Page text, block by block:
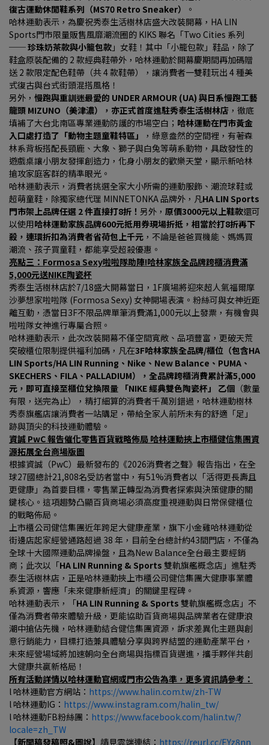
復古運動休閒鞋系列（MS70 Retro Sneaker）
。
哈林運動表示，為慶祝秀泰生活樹林店盛大改裝開幕，HA LIN
Sports門市限量販售風靡潮流圈的 KIKS 聯名「Two Cities 系列
── 珍珠奶茶款與小籠包款 」女鞋！其中「小籠包款」鞋品，除了
鞋盒原裝配備的 2 款經典鞋帶外，哈林運動於開幕慶期間再加碼贈
送 2 款限定配色鞋帶（共 4 款鞋帶），讓消費者一雙鞋玩出 4 種美
式復古與台式街頭混搭風格！
另外， 慢跑與重訓迷最愛的 UNDER ARMOUR (UA) 與日系慢跑工藝
龍頭 MIZUNO（美津濃），亦正式首度進駐秀泰生活樹林店 ，徹底
填補了大台北南區專業運動防護的市場空白； 哈林運動在門市黃金
入口處打造了「動物主題童鞋特區」
，綠意盎然的空間裡，有著森
林系背板搭配長頸鹿、大象、獅子與白兔等萌系動物，具啟發性的
遊戲桌讓小朋友發揮創造力，化身小朋友的歡樂天堂，顯示新哈林
搶攻家庭客群的精準眼光。
哈林運動表示，消費者挑選全家大小所需的運動服飾、潮流球鞋或
超萌童鞋，除獨家總代理 MINNETONKA 品牌外，凡HA LIN Sports
門市架上品牌任選 2 件直接打8折！ 另外， 原價3000元以上鞋款還可
以使用哈林運動家族品牌600元抵用券現場折抵，相當於打8折再下
殺，連環折扣為消費者省荷包上千元 ，不論是爸爸買機能、媽媽買
潮流、孩子買童鞋，都能享受超殺優惠。
亮點三：Formosa Sexy啦啦隊助陣!哈林家族全品牌跨櫃消費滿
5,000元送NIKE陶瓷杯
秀泰生活樹林店於7/18盛大開幕當日，1F廣場將迎來超人氣福爾摩
沙夢想家啦啦隊 (Formosa Sexy) 女神開場表演。粉絲可與女神近距
離互動，憑當日3F不限品牌單筆消費滿1,000元以上發票，有機會與
啦啦隊女神進行專屬合照。
哈林運動表示，此次改裝開幕不僅空間寬敞、品項豐富，更破天荒
突破櫃位限制提供福利加碼，凡在3F哈林家族全品牌/櫃位（包含HA
LIN Sports/HA LIN Running、Nike、New Balance、PUMA、
SKECHERS、FILA、PALLADIUM），全品牌跨櫃消費累計滿5,000
元，即可直接至櫃位兌換限量 「NIKE 經典雙色陶瓷杯」 乙個 （數量
有限，送完為止），精打細算的消費者千萬別錯過，哈林運動樹林
秀泰旗艦店讓消費者一站購足，帶給全家人前所未有的舒適「足」
跡與頂尖的科技運動體驗。
資誠 PwC 報告催化零售百貨戰略佈局 哈林運動挾上市櫃健信集團資
源拓展全台商場版圖
根據資誠（PwC）最新發布的《2026消費者之聲》報告指出，在全
球27國總計21,808名受訪者當中，有51%消費者以「活得更長壽且
更健康」為首要目標，零售業正轉型為消費者探索與決策健康的關
鍵核心。這項趨勢凸顯百貨商場必須高度重視運動與日常保健櫃位
的戰略佈局。
上市櫃公司健信集團近年跨足大健康產業，旗下小金雞哈林運動從
街邊店起家經營通路超過 38 年，目前全台總計約43間門店，不僅為
全球十大國際運動品牌操盤，且為New Balance全台最主要經銷
商；此次以「HA LIN Running & Sports 雙軌旗艦概念店」進駐秀
泰生活樹林店，正是哈林運動挾上市櫃公司健信集團大健康事業體
系資源，響應「未來健康新經濟」的關鍵里程碑。
哈林運動表示，「HA LIN Running & Sports 雙軌旗艦概念店」不
僅為消費者帶來體驗升級，更能協助百貨商場與品牌業者在健康浪
潮中搶佔先機，哈林運動結合健信集團資源，訴求差異化主題與創
意行銷能力，目標打造兼具體驗分享與跨界結盟的運動產業平台，
未來經營場域將加速朝向全台商場與指標百貨邁進，攜手夥伴共創
大健康共贏新格局！
所有活動詳情以哈林運動官網或門市公告為準，更多資訊請參考：
l 哈林運動官方網站： https://www.halin.com.tw/zh-TW
l 哈林運動IG： https://www.instagram.com/halin_tw/
l 哈林運動FB粉絲團： https://www.facebook.com/halin.tw/?
locale=zh_TW
【新聞稿發稿照&圖說】 請見雲端連結： https://reurl.cc/EYz8nn